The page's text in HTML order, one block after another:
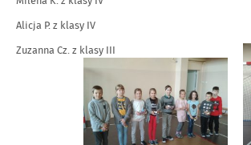
Alicja P. z klasy IV
Zuzanna Cz. z klasy III